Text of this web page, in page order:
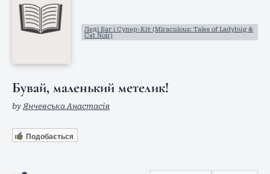
Леді Баг і Супер-Кіт (Miraculous: Tales of Ladybug &
Cat Noir)
Бувай, маленький метелик!
by Янчевська Анастасія
Подобається